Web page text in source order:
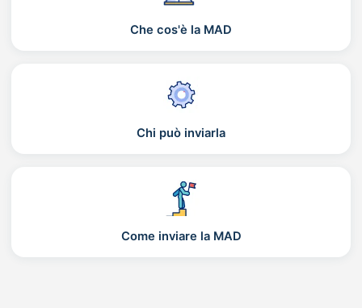
Che cos'è la MAD
Chi può inviarla
Come inviare la MAD